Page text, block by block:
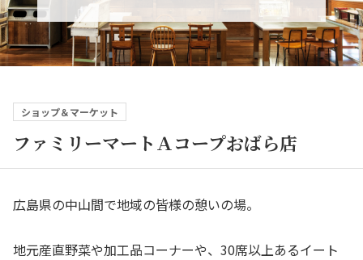
ショップ＆マーケット
ファミリーマートＡコープおばら店
広島県の中山間で地域の皆様の憩いの場。
地元産直野菜や加工品コーナーや、30席以上あるイート